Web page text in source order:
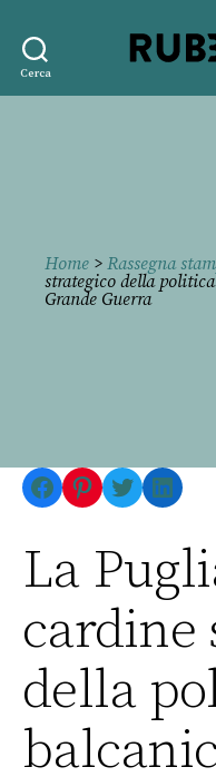
Cerca
Home > Rassegna
strategico della
Grande Guerra
Facebook
Pinterest
Twitter
La
cardine
della